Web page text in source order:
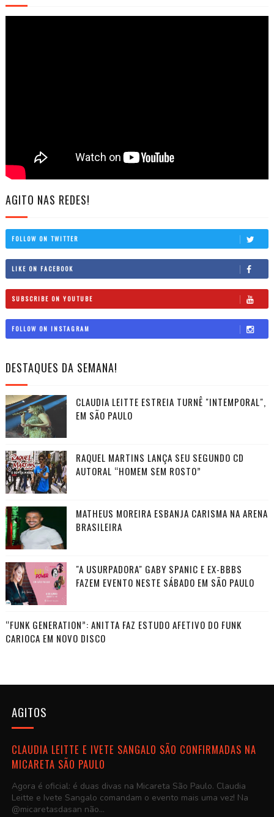
AGITO NAS REDES!
FOLLOW ON TWITTER
LIKE ON FACEBOOK
SUBSCRIBE ON YOUTUBE
FOLLOW ON INSTAGRAM
DESTAQUES DA SEMANA!
CLAUDIA LEITTE ESTREIA TURNÊ "INTEMPORAL",
EM SÃO PAULO
RAQUEL MARTINS LANÇA SEU SEGUNDO CD
AUTORAL “HOMEM SEM ROSTO”
MATHEUS MOREIRA ESBANJA CARISMA NA ARENA
BRASILEIRA
"A USURPADORA" GABY SPANIC E EX-BBBS
FAZEM EVENTO NESTE SÁBADO EM SÃO PAULO
“FUNK GENERATION”: ANITTA FAZ ESTUDO AFETIVO DO FUNK
CARIOCA EM NOVO DISCO
AGITOS
CLAUDIA LEITTE E IVETE SANGALO SÃO CONFIRMADAS NA
MICARETA SÃO PAULO
Agora é oficial: é duas divas na Micareta São Paulo. Claudia
Leitte e Ivete Sangalo comandam o evento mais uma vez! Na
@micaretasdasan não...